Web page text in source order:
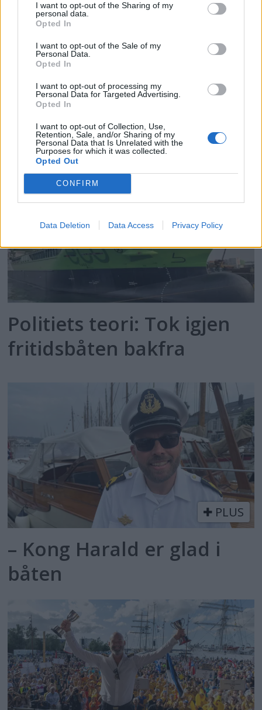
I want to opt-out of the Sharing of my
personal data.
Opted In
I want to opt-out of the Sale of my
Personal Data.
Opted In
I want to opt-out of processing my
Personal Data for Targeted Advertising.
Opted In
I want to opt-out of Collection, Use,
Retention, Sale, and/or Sharing of my
Personal Data that Is Unrelated with the
Purposes for which it was collected.
Opted Out
CONFIRM
Data Deletion Data Access Privacy Policy
Satser på Sting, øker
salget
Politiets teori: Tok igjen
fritidsbåten bakfra
PLUS
– Kong Harald er glad i
båten